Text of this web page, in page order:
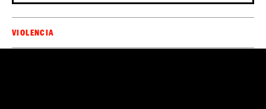
VIOLENCIA